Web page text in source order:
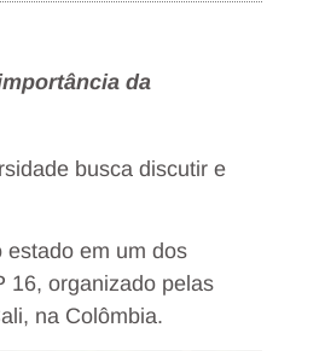
da
busca discutir e
estado em um dos
16, organizado pelas
na Colômbia.